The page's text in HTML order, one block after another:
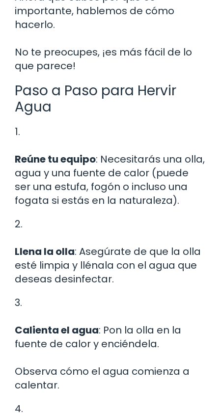
importante, hablemos de cómo
hacerlo.
No te preocupes, ¡es más fácil de lo
que parece!
Paso a Paso para Hervir
Agua
1.
Reúne tu equipo: Necesitarás una olla,
agua y una fuente de calor (puede
ser una estufa, fogón o incluso una
fogata si estás en la naturaleza).
2.
Llena la olla: Asegúrate de que la olla
esté limpia y llénala con el agua que
deseas desinfectar.
3.
Calienta el agua: Pon la olla en la
fuente de calor y enciéndela.
Observa cómo el agua comienza a
calentar.
4.